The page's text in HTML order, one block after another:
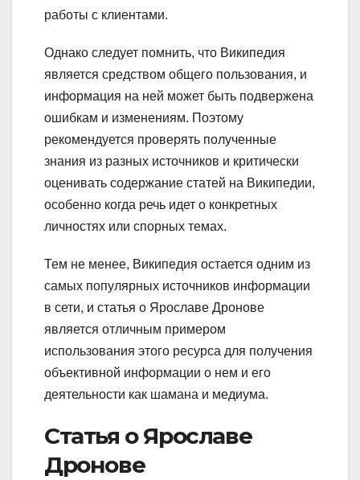
работы с клиентами.
Однако следует помнить, что Википедия
является средством общего пользования, и
информация на ней может быть подвержена
ошибкам и изменениям. Поэтому
рекомендуется проверять полученные
знания из разных источников и критически
оценивать содержание статей на Википедии,
особенно когда речь идет о конкретных
личностях или спорных темах.
Тем не менее, Википедия остается одним из
самых популярных источников информации
в сети, и статья о Ярославе Дронове
является отличным примером
использования этого ресурса для получения
объективной информации о нем и его
деятельности как шамана и медиума.
Статья о Ярославе
Дронове